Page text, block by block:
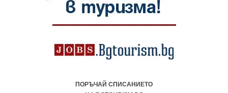
ПОРЪЧАЙ СПИСАНИЕТО